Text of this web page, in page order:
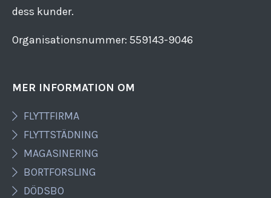
dess kunder.
Organisationsnummer: 559143​-​9046
MER INFORMATION OM
FLYTTFIRMA
FLYTTSTÄDNING
MAGASINERING
BORTFORSLING
DÖDSBO